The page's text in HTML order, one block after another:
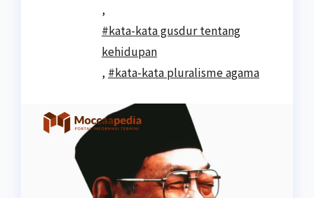
,
#kata-kata gusdur tentang
kehidupan
, #kata-kata pluralisme agama